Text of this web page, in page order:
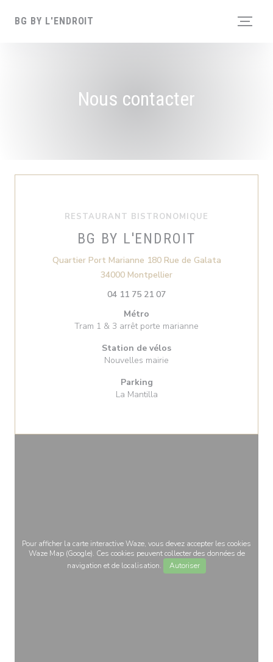
BG BY L'ENDROIT
Nous contacter
RESTAURANT BISTRONOMIQUE
BG BY L'ENDROIT
Quartier Port Marianne 180 Rue de Galata
34000 Montpellier((ouvre une nouvelle
04 11 75 21 07
Métro
Tram 1 & 3 arrêt porte marianne
Station de vélos
Nouvelles mairie
Parking
La Mantilla
Pour afficher la carte interactive Waze, vous devez accepter les cookies
Waze Map (Google). Ces cookies peuvent collecter des données de
navigation et de localisation.
Autoriser